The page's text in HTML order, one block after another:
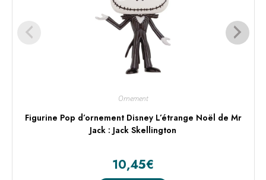
Ornement
Figurine Pop d’ornement Disney L’étrange Noël de Mr
Jack : Jack Skellington
10,45€